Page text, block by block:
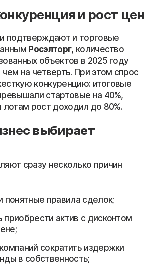
и рост цен
подтверждают и торговые
Росэлторг, количество
объектов в 2025 году
на четверть. При этом спрос
конкуренцию: итоговые
стартовые на 40%,
лотам рост доходил до 80%.
выбирает
сразу несколько причин
понятные правила сделок;
приобрести актив с дисконтом
сократить издержки
в собственность;